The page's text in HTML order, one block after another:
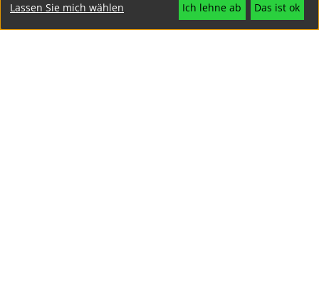
Lassen Sie mich wählen Ich lehne ab Das ist ok